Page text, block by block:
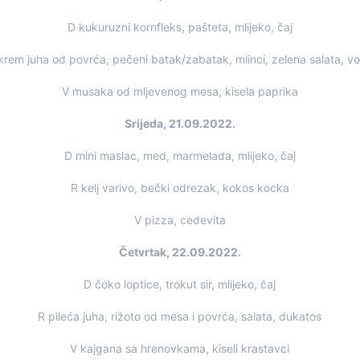
D kukuruzni kornfleks, pašteta, mlijeko, čaj
juha od povrća, pečeni batak/zabatak, mlinci, zelena salata,
V musaka od mljevenog mesa, kisela paprika
Srijeda, 21.09.2022.
D mini maslac, med, marmelada, mlijeko, čaj
R kelj varivo, bečki odrezak, kokos kocka
V pizza, cedevita
Četvrtak, 22.09.2022.
D čoko loptice, trokut sir, mlijeko, čaj
R pileća juha, rižoto od mesa i povrća, salata, dukatos
V kajgana sa hrenovkama, kiseli krastavci